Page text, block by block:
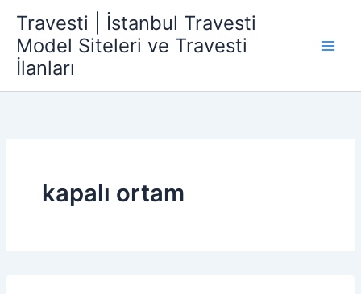
Travesti | İstanbul Travesti
Model Siteleri ve Travesti
İlanları
kapalı ortam